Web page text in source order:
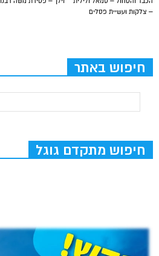
– צלקות ועשיית פסלים
חיפוש באתר
חיפוש מתקדם גוגל